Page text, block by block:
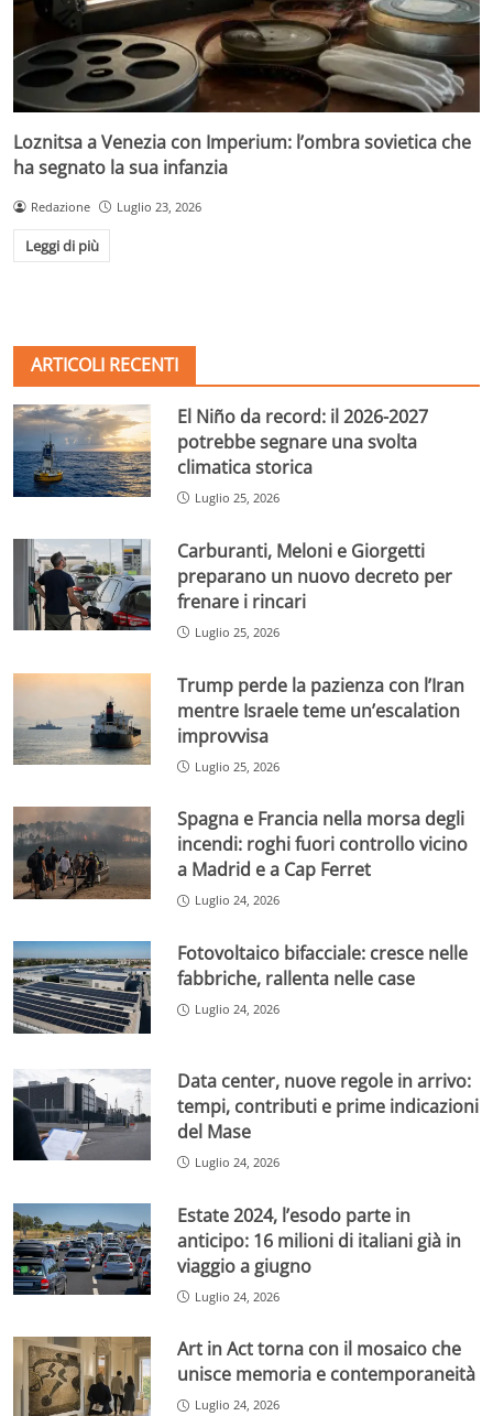
Loznitsa a Venezia con Imperium: l’ombra sovietica che
ha segnato la sua infanzia
Redazione Luglio 23, 2026
Leggi di più
ARTICOLI RECENTI
El Niño da record: il 2026-2027
potrebbe segnare una svolta
climatica storica
Luglio 25, 2026
Carburanti, Meloni e Giorgetti
preparano un nuovo decreto per
frenare i rincari
Luglio 25, 2026
Trump perde la pazienza con l’Iran
mentre Israele teme un’escalation
improvvisa
Luglio 25, 2026
Spagna e Francia nella morsa degli
incendi: roghi fuori controllo vicino
a Madrid e a Cap Ferret
Luglio 24, 2026
Fotovoltaico bifacciale: cresce nelle
fabbriche, rallenta nelle case
Luglio 24, 2026
Data center, nuove regole in arrivo:
tempi, contributi e prime indicazioni
del Mase
Luglio 24, 2026
Estate 2024, l’esodo parte in
anticipo: 16 milioni di italiani già in
viaggio a giugno
Luglio 24, 2026
Art in Act torna con il mosaico che
unisce memoria e contemporaneità
Luglio 24, 2026